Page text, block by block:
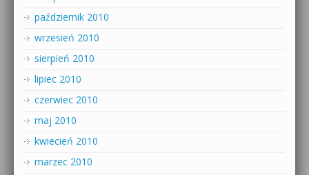
październik 2010
wrzesień 2010
sierpień 2010
lipiec 2010
czerwiec 2010
maj 2010
kwiecień 2010
marzec 2010